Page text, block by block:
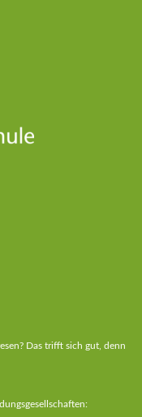
Das trifft sich gut, denn